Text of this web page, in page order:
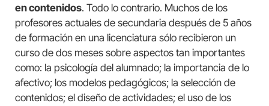
en contenidos. Todo lo contrario. Muchos de los
profesores actuales de secundaria después de 5 años
de formación en una licenciatura sólo recibieron un
curso de dos meses sobre aspectos tan importantes
como: la psicología del alumnado; la importancia de lo
afectivo; los modelos pedagógicos; la selección de
contenidos; el diseño de actividades; el uso de los